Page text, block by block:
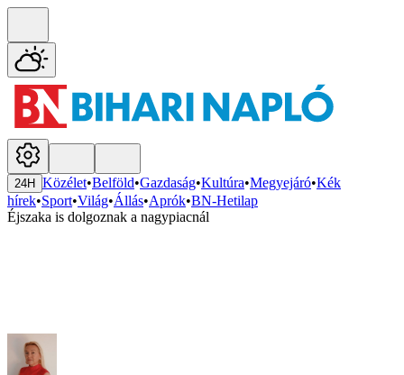
24H Közélet•Belföld•Gazdaság•Kultúra•Megyejáró•Kék
hírek•Sport•Világ•Állás•Aprók•BN-Hetilap
Éjszaka is dolgoznak a nagypiacnál